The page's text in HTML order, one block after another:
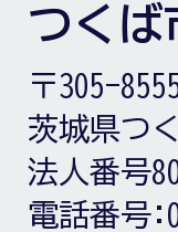
つくば
〒305-
茨城県つ
法人番号
電話番号: